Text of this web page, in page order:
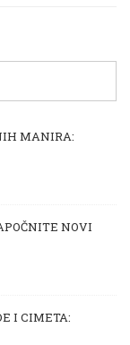
MANIRA:
NOVI
I CIMETA: